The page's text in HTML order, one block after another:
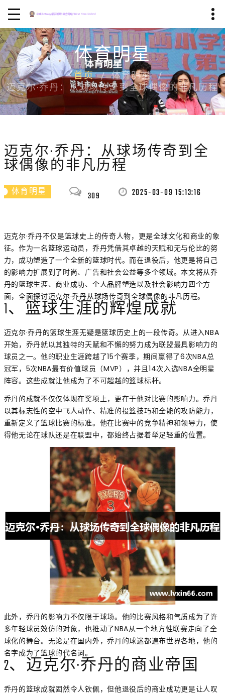
体育明星
首页
体育明星
迈克尔·乔丹：从球场传奇到全球偶像的非凡历程
迈克尔·乔丹：从球场传奇到全
球偶像的非凡历程
体育明星 309 2025-03-09 15:13:16
迈克尔·乔丹不仅是篮球史上的传奇人物，更是全球文化和商业的象
征。作为一名篮球运动员，乔丹凭借其卓越的天赋和无与伦比的努
力，成功塑造了一个全新的篮球时代。而在退役后，他更是将自己
的影响力扩展到了时尚、广告和社会公益等多个领域。本文将从乔
丹的篮球生涯、商业成功、个人品牌塑造以及社会影响力四个方
面，全面探讨迈克尔·乔丹从球场传奇到全球偶像的非凡历程。
1、篮球生涯的辉煌成就
迈克尔·乔丹的篮球生涯无疑是篮球历史上的一段传奇。从进入NBA
开始，乔丹就以其独特的天赋和不懈的努力成为联盟最具影响力的
球员之一。他的职业生涯跨越了15个赛季，期间赢得了6次NBA总
冠军，5次NBA最有价值球员（MVP），并且14次入选NBA全明星
阵容。这些成就让他成为了不可超越的篮球标杆。
乔丹的成就不仅仅体现在奖项上，更在于他对比赛的影响力。乔丹
以其标志性的空中飞人动作、精准的投篮技巧和全能的攻防能力，
重新定义了篮球比赛的标准。他在比赛中的竞争精神和领导力，使
得他无论在球队还是在联盟中，都始终占据着举足轻重的位置。
此外，乔丹的影响力不仅限于球场。他的比赛风格和气质成为了许
多年轻球员效仿的对象，也推动了NBA从一个地方性联赛走向了全
球化的舞台。无论是在国内外，乔丹的球迷都遍布世界各地，他的
名字成为了篮球的代名词。
2、迈克尔·乔丹的商业帝国
乔丹的篮球成就固然令人钦佩，但他退役后的商业成功更是让人叹